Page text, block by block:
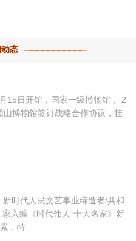
态
15日开馆，国家一级博物馆， 2
博物馆签订战略合作协议，挂
时代人民文艺事业缔造者/共和
入编《时代伟人·十大名家》新
，特